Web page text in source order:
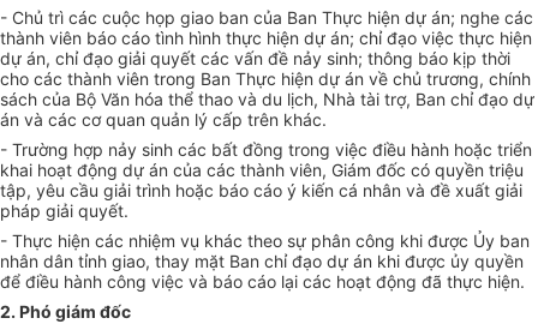
- Chủ trì các cuộc họp giao ban của Ban Thực hiện dự án; nghe các
thành viên báo cáo tình hình thực hiện dự án; chỉ đạo việc thực hiện
dự án, chỉ đạo giải quyết các vấn đề nảy sinh; thông báo kịp thời
cho các thành viên trong Ban Thực hiện dự án về chủ trương, chính
sách của Bộ Văn hóa thể thao và du lịch, Nhà tài trợ, Ban chỉ đạo dự
án và các cơ quan quản lý cấp trên khác.
- Trường hợp nảy sinh các bất đồng trong việc điều hành hoặc triển
khai hoạt động dự án của các thành viên, Giám đốc có quyền triệu
tập, yêu cầu giải trình hoặc báo cáo ý kiến cá nhân và đề xuất giải
pháp giải quyết.
- Thực hiện các nhiệm vụ khác theo sự phân công khi được Ủy ban
nhân dân tỉnh giao, thay mặt Ban chỉ đạo dự án khi được ủy quyền
để điều hành công việc và báo cáo lại các hoạt động đã thực hiện.
2. Phó giám đốc